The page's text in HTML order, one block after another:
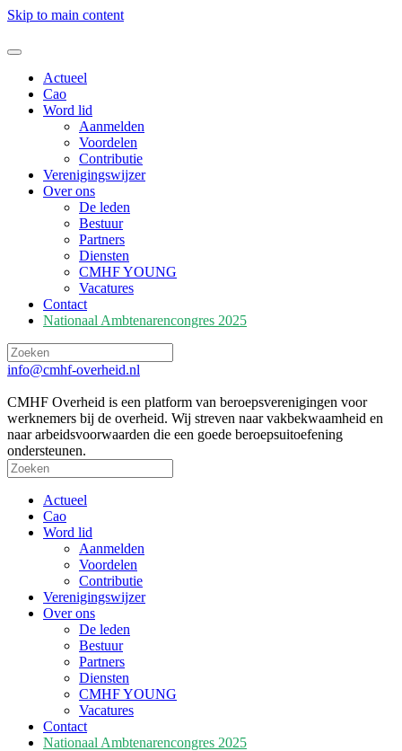
Skip to main content
Actueel
Cao
Word lid
Aanmelden
Voordelen
Contributie
Verenigingswijzer
Over ons
De leden
Bestuur
Partners
Diensten
CMHF YOUNG
Vacatures
Contact
Nationaal Ambtenarencongres 2025
info@cmhf-overheid.nl
CMHF Overheid is een platform van beroepsverenigingen voor
werknemers bij de overheid. Wij streven naar vakbekwaamheid en
naar arbeidsvoorwaarden die een goede beroepsuitoefening
ondersteunen.
Actueel
Cao
Word lid
Aanmelden
Voordelen
Contributie
Verenigingswijzer
Over ons
De leden
Bestuur
Partners
Diensten
CMHF YOUNG
Vacatures
Contact
Nationaal Ambtenarencongres 2025